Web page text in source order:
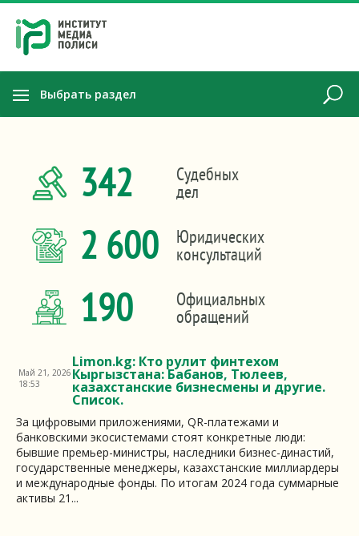
Выбрать раздел
342 Судебных
дел
2 600 Юридических
консультаций
190 Официальных
обращений
Limon.kg: Кто рулит финтехом
Кыргызстана: Бабанов, Тюлеев,
казахстанские бизнесмены и другие.
Список.
Май 21, 2026
18:53
За цифровыми приложениями, QR-платежами и
банковскими экосистемами стоят конкретные люди:
бывшие премьер-министры, наследники бизнес-династий,
государственные менеджеры, казахстанские миллиардеры
и международные фонды. По итогам 2024 года суммарные
активы 21...